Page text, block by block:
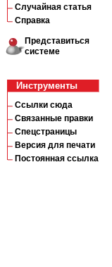
Случайная статья
Справка
Представиться
системе
Инструменты
Ссылки сюда
Связанные правки
Спецстраницы
Версия для печати
Постоянная ссылка